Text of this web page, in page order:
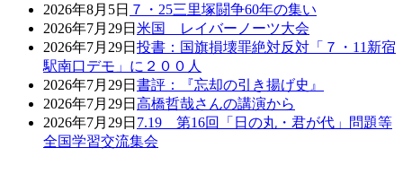
2026年8月5日 ７・25三里塚闘争60年の集い
2026年7月29日 米国 レイバーノーツ大会
2026年7月29日 投書：国旗損壊罪絶対反対「７・11新宿
駅南口デモ」に２００人
2026年7月29日 書評：『忘却の引き揚げ史』
2026年7月29日 高橋哲哉さんの講演から
2026年7月29日 7.19 第16回「日の丸・君が代」問題等
全国学習交流集会